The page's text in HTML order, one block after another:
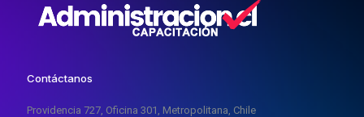
Contáctanos
Providencia 727, Oficina 301, Metropolitana, Chile